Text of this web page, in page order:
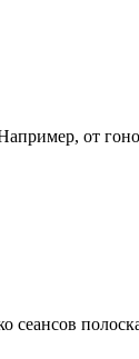
от
сеансов